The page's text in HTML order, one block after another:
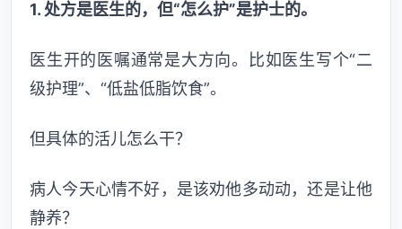
1. 处方是医生的，但“怎么护”是护士的。
医生开的医嘱通常是大方向。比如医生写个“二
级护理”、“低盐低脂饮食”。
但具体的活儿怎么干？
病人今天心情不好，是该劝他多动动，还是让他
静养？